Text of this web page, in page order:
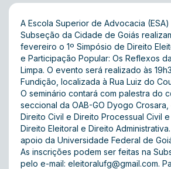
A Escola Superior de Advocacia (ESA)
Subseção da Cidade de Goiás
fevereiro o 1º Simpósio de Direito
e Participação Popular: Os Reflexos
Limpa. O evento será realizado às
Fundição, localizada à Rua Luiz do
O seminário contará com palestra do
seccional da OAB-GO Dyogo
Direito Civil e Direito Processual Civil
Direito Eleitoral e Direito
apoio da Universidade Federal de
As inscrições podem ser feitas na
pelo e-mail: eleitoralufg@gmail.com.